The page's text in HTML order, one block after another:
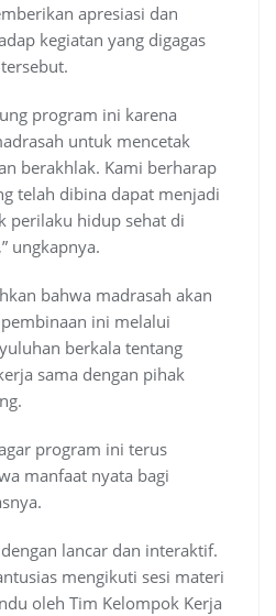
apresiasi dan
kegiatan yang digagas
program ini karena
untuk mencetak
berakhlak. Kami berharap
telah dibina dapat menjadi
perilaku hidup sehat di
ungkapnya.
bahwa madrasah akan
ini melalui
berkala tentang
sama dengan pihak
program ini terus
manfaat nyata bagi
lancar dan interaktif.
mengikuti sesi materi
oleh Tim Kelompok Kerja